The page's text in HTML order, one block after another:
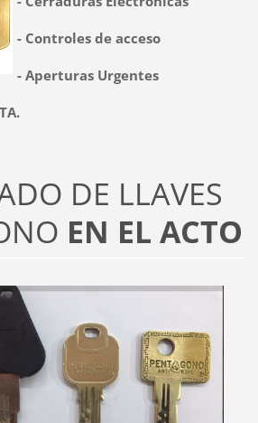
- Controles de acceso
- Aperturas Urgentes
DE LLAVES
EN EL ACTO